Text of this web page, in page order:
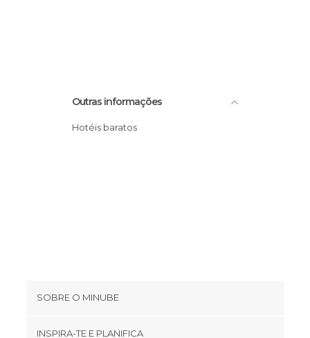
Outras informações
Hotéis baratos
SOBRE O MINUBE
INSPIRA-TE E PLANIFICA